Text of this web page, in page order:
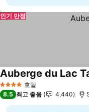
인기 만점
4 성급 호텔
Auberge du Lac
8.5 최고 좋음 4,440